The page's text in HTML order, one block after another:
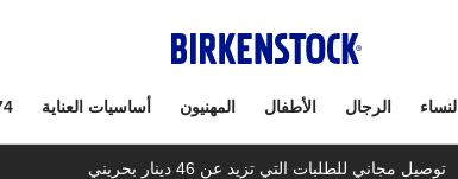
النساء الرجال الأطفال المهنيون أساسيات العناية
توصيل مجاني للطلبات التي تزيد عن 46 دينار بحريني